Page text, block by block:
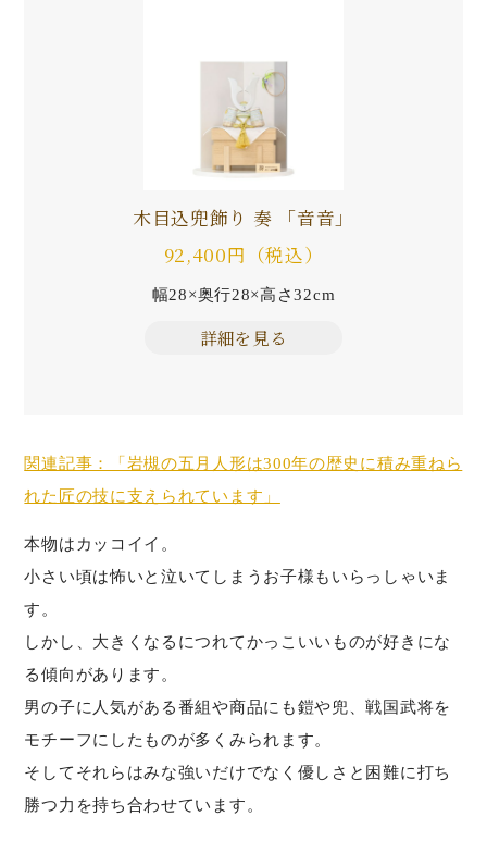
木目込兜飾り 奏 「音音」
92,400円（税込）
幅28×奥行28×高さ32cm
詳細を見る
関連記事：「岩槻の五月人形は300年の歴史に積み重ねら
れた匠の技に支えられています」
本物はカッコイイ。
小さい頃は怖いと泣いてしまうお子様もいらっしゃいま
す。
しかし、大きくなるにつれてかっこいいものが好きにな
る傾向があります。
男の子に人気がある番組や商品にも鎧や兜、戦国武将を
モチーフにしたものが多くみられます。
そしてそれらはみな強いだけでなく優しさと困難に打ち
勝つ力を持ち合わせています。